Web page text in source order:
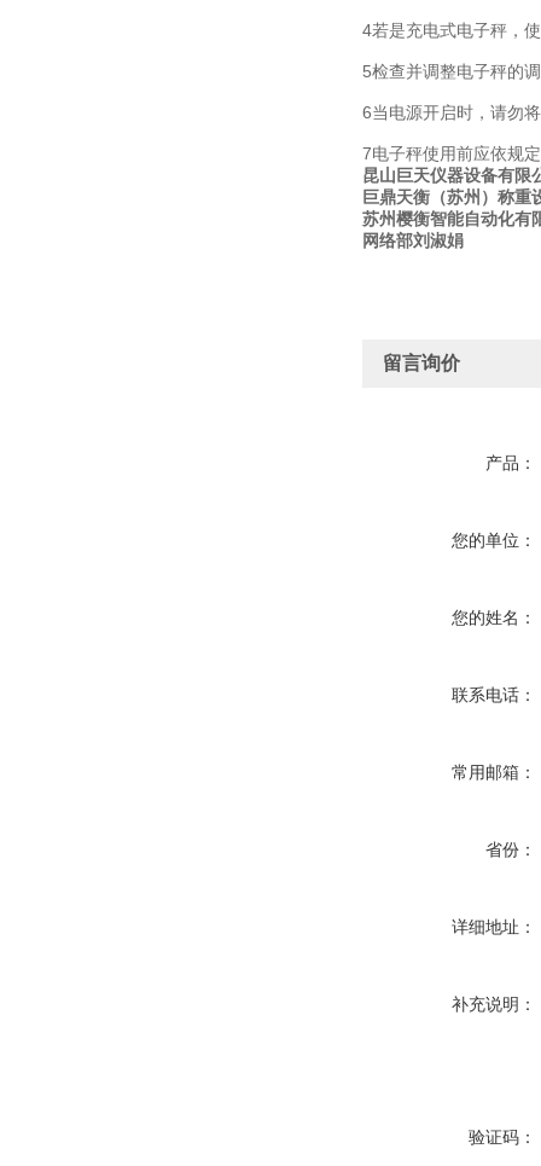
4若是充电式电子秤，
5检查并调整电子秤的
6当电源开启时，请勿
7电子秤使用前应依规
昆山巨天仪器设备有限
巨鼎天衡（苏州）称重
苏州樱衡智能自动化有
网络部刘淑娟
留言询价
产品：
您的单位：
您的姓名：
联系电话：
常用邮箱：
省份：
详细地址：
补充说明：
验证码：